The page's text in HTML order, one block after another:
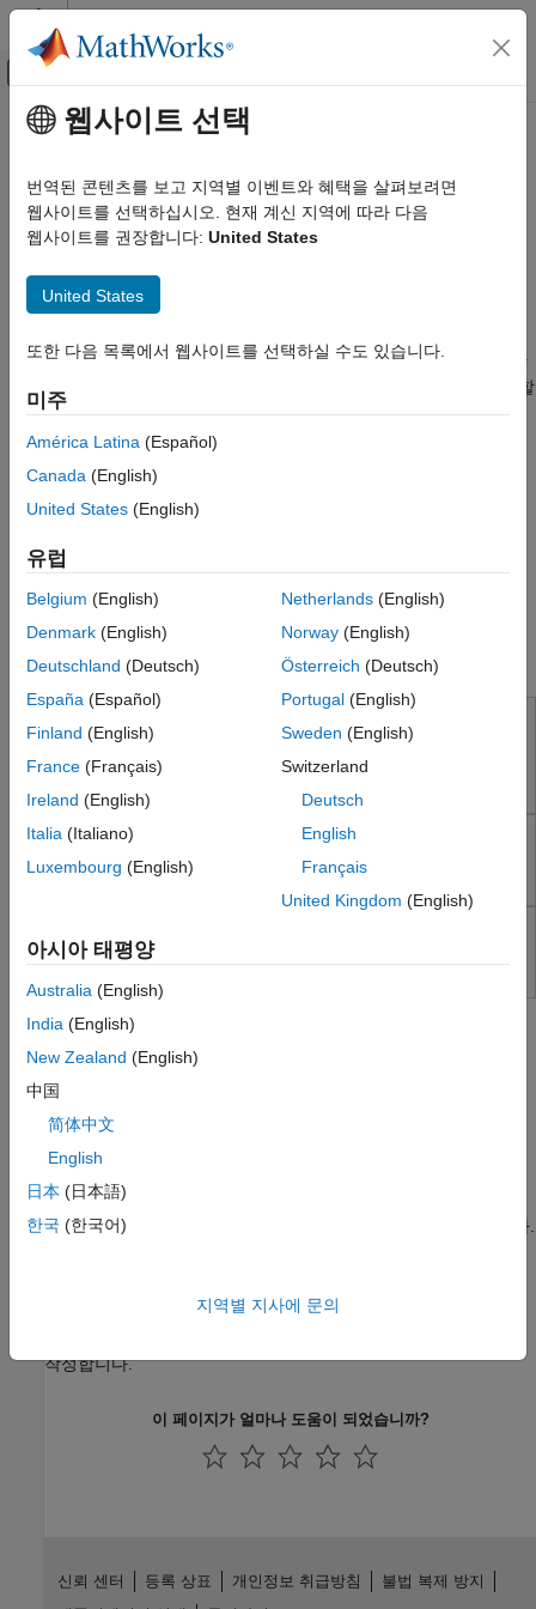
콘텐츠로 바로 가기
오프캔버스 탐색 메뉴 토글
문서 홈
MATLAB 사용
MATLAB
MATLAB Copilot
Simulink 사용
Simulink Copilot
물리 모델링
이벤트 기반 모델링
실시간 시뮬레이션 및 테스트
리포팅 및 데이터베이스 액세스
코드 생성
애플리케이션 배포
검증 및 확인(V&V), 테스트
클라우드 기능
교육 및 학습
MATLAB Grader
MATLAB and Simulink Online Courses
응용 분야
AI 및 통계학
영상 처리 및 컴퓨터 비전
제어 시스템
테스트 및 계측(T&M)
레이다
로보틱스 및 자율 시스템
FPGA, ASIC 및 SoC 개발
계산 금융
계산 생물학
주요 콘텐츠
교육 및 학습
MathWorks ®제품을 사용하여 공학적, 과학적 역량 강화
MathWorks가 제공하는 교육 및 학습 툴은 종합대학, 단과대학,
개별 교수진을 지원하기 위해 만들어졌습니다.
목표라면, 이러한 교육 및 학습 애플리케이션을 통해 강의실, 가상
및 하이브리드 프로그램을 포함한 모든 학습 환경에서 이를 실현할
수 있습니다.
학습자의 진도와 완료율 추적.
학습자 능력 자동 평가.
교육 및 학습 관련 제품
MATLAB Course Designer
Create and assign courses, courseware, labs, and
assessments
MATLAB Grader
모든 학습 환경에서 자동으로 MATLAB 코드 채점
MATLAB and Simulink Online Courses
MATLAB 및 Simulink를 자신에게 맞는 속도로 학습합니다
도움말 항목
온라인 교육과정에서 학습자 진도 추적하기
학습자가 진도를 공유하도록 초대
Online Courses)
교육과정의 완료 현황을 모니터링합니다.
학습자 진도 추적
학습자가 공유한 진도 페이지를 사용하여 진행 상황을 확인합니다.
학습자의 답안 테스트하기(MATLAB Grader)
작성합니다.
이 페이지가 얼마나 도움이 되었습니까?
웹사이트 선택
번역된 콘텐츠를 보고 지역별 이벤트와 혜택을 살펴보려면
웹사이트를 선택하십시오. 현재 계신 지역에 따라 다음
웹사이트를 권장합니다: United States
United States
또한 다음 목록에서 웹사이트를 선택하실 수도 있습니다.
미주
América Latina (Español)
Canada (English)
United States (English)
유럽
Belgium (English)
Denmark (English)
Deutschland (Deutsch)
España (Español)
Finland (English)
France (Français)
Ireland (English)
Italia (Italiano)
Luxembourg (English)
Netherlands(English)
Norway(English)
Österreich (Deutsch)
Portugal(English)
Sweden (English)
Switzerland
Deutsch
English
Français
United Kingdom (English)
아시아 태평양
Australia (English)
India (English)
New Zealand (English)
中国
简体中文
English
日本 (日本語)
한국 (한국어)
지역별 지사에 문의
신뢰 센터 등록 상표 개인정보 취급방침
불법 복제 방지